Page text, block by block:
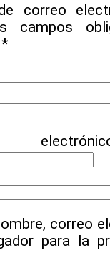
correo
campos
*
correo
para la